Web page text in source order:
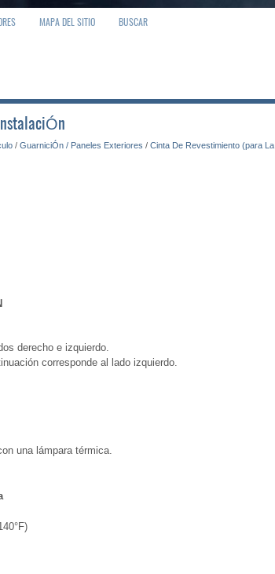
MAPA DEL SITIO BUSCAR
/ GuarniciÓn / Paneles Exteriores / Cinta De Revestimiento (para La
derecho e izquierdo.
corresponde al lado izquierdo.
una lámpara térmica.